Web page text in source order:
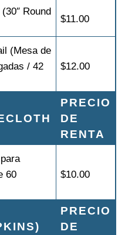
Round
$11.00
(Mesa de
/ 42
$12.00
PRECIO
DE
RENTA
60
$10.00
PRECIO
DE